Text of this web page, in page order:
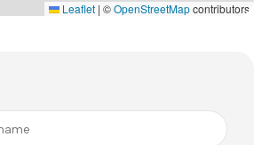
Leaflet | ©OpenStreetMapcontributors